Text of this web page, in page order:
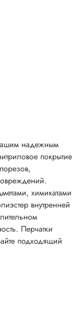
надежным
покрытие
химикатами
внутренней
Перчатки
подходящий